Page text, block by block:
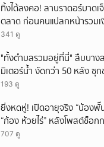
ทิ้งได้ลงคอ! ลาบราดอร์บาด
ตลาด ก่อนคนแปลกหน้ารวมเ
341 ดู
"ทั้งตำบลรวมอยู่ที่นี่" สืบบาง
มิเตอร์น้ำ งัดกว่า 50 หลัง ซุ
สารภาพขายหาเงินซื้อยา จ.ชล
193 ดู
ยิ่งหดหู่! เปิดอายุจริง “น้อง
“ก้อง ห้วยไร่” หลังโพสต์ช็อก
707 ดู